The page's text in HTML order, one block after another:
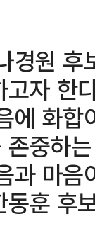
경원
자 한
에 화
중하
과 마음
동훈 후